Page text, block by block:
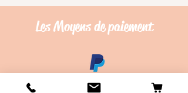
Les Moyens depaiement